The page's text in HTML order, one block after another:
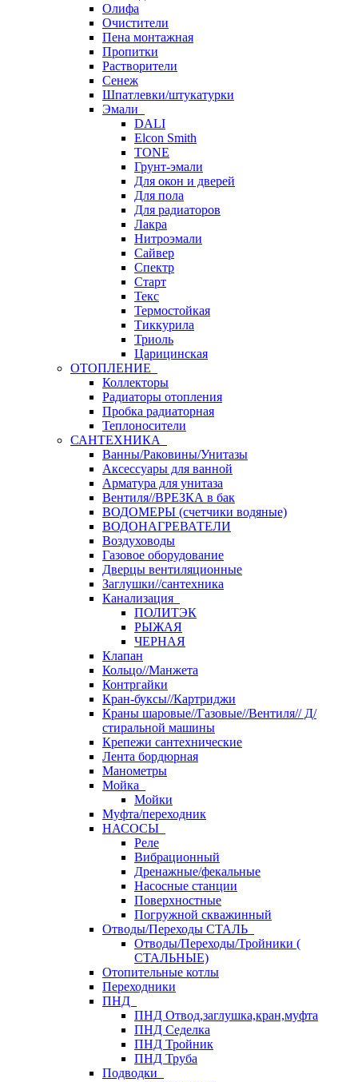
Олифа
Очистители
Пена монтажная
Пропитки
Растворители
Сенеж
Шпатлевки/штукатурки
Эмали
DALI
Elcon Smith
TONE
Грунт-эмали
Для окон и дверей
Для пола
Для радиаторов
Лакра
Нитроэмали
Сайвер
Спектр
Старт
Текс
Термостойкая
Тиккурила
Триоль
Царицинская
ОТОПЛЕНИЕ
Коллекторы
Радиаторы отопления
Пробка радиаторная
Теплоносители
САНТЕХНИКА
Ванны/Раковины/Унитазы
Аксессуары для ванной
Арматура для унитаза
Вентиля//ВРЕЗКА в бак
ВОДОМЕРЫ (счетчики водяные)
ВОДОНАГРЕВАТЕЛИ
Воздуховоды
Газовое оборудование
Дверцы вентиляционные
Заглушки//сантехника
Канализация
ПОЛИТЭК
РЫЖАЯ
ЧЕРНАЯ
Клапан
Кольцо//Манжета
Контргайки
Кран-буксы//Картриджи
Краны шаровые//Газовые//Вентиля// Д/
стиральной машины
Крепежи сантехнические
Лента бордюрная
Манометры
Мойка
Мойки
Муфта/переходник
НАСОСЫ
Реле
Вибрационный
Дренажные/фекальные
Насосные станции
Поверхностные
Погружной скважинный
Отводы/Переходы СТАЛЬ
Отводы/Переходы/Тройники (
СТАЛЬНЫЕ)
Отопительные котлы
Переходники
ПНД
ПНД Отвод,заглушка,кран,муфта
ПНД Седелка
ПНД Тройник
ПНД Труба
Подводки